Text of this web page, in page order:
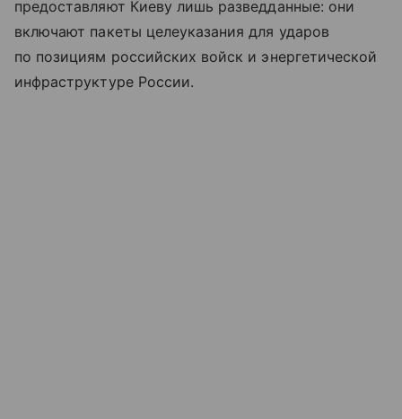
предоставляют Киеву лишь разведданные: они
включают пакеты целеуказания для ударов
по позициям российских войск и энергетической
инфраструктуре России.